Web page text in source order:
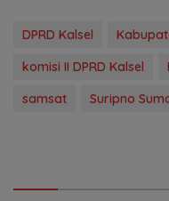
DPRD Kalsel
komisi II DPRD Kalsel
samsat
Suripno